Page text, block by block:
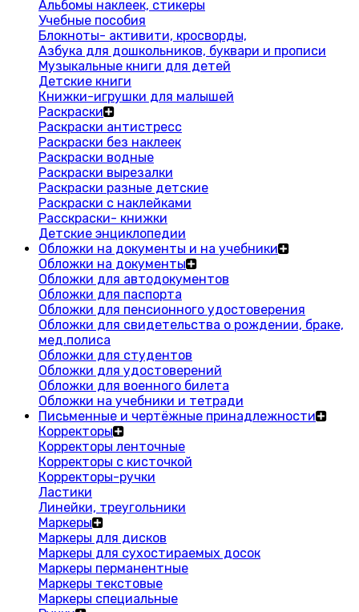
Альбомы наклеек, стикеры
Учебные пособия
Блокноты- активити, кросворды,
Азбука для дошкольников, буквари и прописи
Музыкальные книги для детей
Детские книги
Книжки-игрушки для малышей
Раскраски
Раскраски антистресс
Раскраски без наклеек
Раскраски водные
Раскраски вырезалки
Раскраски разные детские
Раскраски с наклейками
Расскраски- книжки
Детские энциклопедии
Обложки на документы и на учебники
Обложки на документы
Обложки для автодокументов
Обложки для паспорта
Обложки для пенсионного удостоверения
Обложки для свидетельства о рождении, браке,
мед.полиса
Обложки для студентов
Обложки для удостоверений
Обложки для военного билета
Обложки на учебники и тетради
Письменные и чертёжные принадлежности
Корректоры
Корректоры ленточные
Корректоры с кисточкой
Корректоры-ручки
Ластики
Линейки, треугольники
Маркеры
Маркеры для дисков
Маркеры для сухостираемых досок
Маркеры перманентные
Маркеры текстовые
Маркеры специальные